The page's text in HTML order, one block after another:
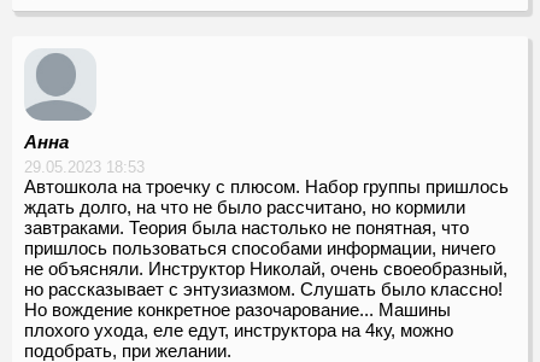
Анна
29.05.2023 18:53
Автошкола на троечку с плюсом. Набор группы пришлось
ждать долго, на что не было рассчитано, но кормили
завтраками. Теория была настолько не понятная, что
пришлось пользоваться способами информации, ничего
не объясняли. Инструктор Николай, очень своеобразный,
но рассказывает с энтузиазмом. Слушать было классно!
Но вождение конкретное разочарование... Машины
плохого ухода, еле едут, инструктора на 4ку, можно
подобрать, при желании.